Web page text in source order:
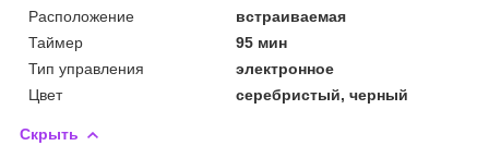
Расположение
встраиваемая
Таймер
95 мин
Тип управления
электронное
Цвет
серебристый, черный
Скрыть